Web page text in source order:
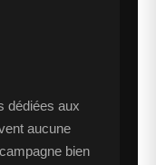
dédiées aux
aucune
bien